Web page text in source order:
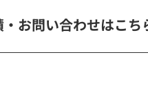
・お問い合わせはこち